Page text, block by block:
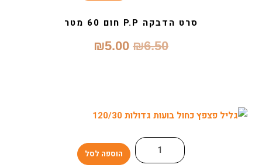
סרט הדבקה P.P חום 60 מטר
₪6.50
המחיר
₪6.50.
₪5.00
₪5.00.
הוספה לסל